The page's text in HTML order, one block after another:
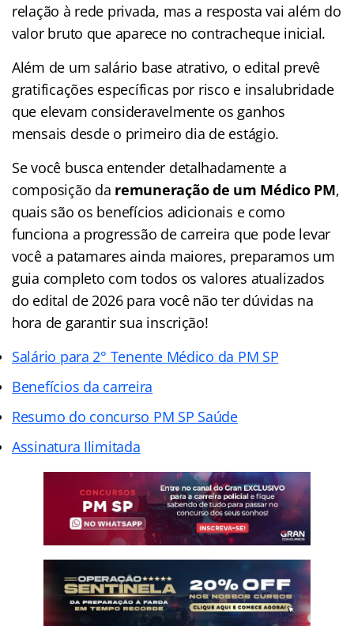
relação à rede privada, mas a resposta vai além do
valor bruto que aparece no contracheque inicial.
Além de um salário base atrativo, o edital prevê
gratificações específicas por risco e insalubridade
que elevam consideravelmente os ganhos
mensais desde o primeiro dia de estágio.
Se você busca entender detalhadamente a
composição da remuneração de um Médico PM,
quais são os benefícios adicionais e como
funciona a progressão de carreira que pode levar
você a patamares ainda maiores, preparamos um
guia completo com todos os valores atualizados
do edital de 2026 para você não ter dúvidas na
hora de garantir sua inscrição!
Salário para 2° Tenente Médico da PM SP
Benefícios da carreira
Resumo do concurso PM SP Saúde
Assinatura Ilimitada